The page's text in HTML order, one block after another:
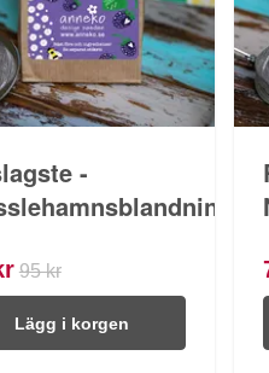
-
95 kr
Lägg i korgen